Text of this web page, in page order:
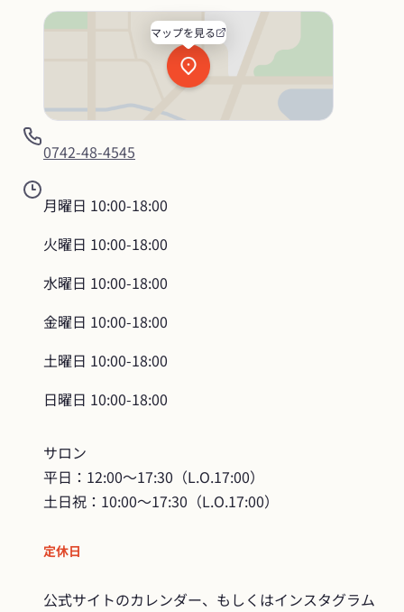
マップを見る
0742-48-4545
月曜日 10:00-18:00
火曜日 10:00-18:00
水曜日 10:00-18:00
金曜日 10:00-18:00
土曜日 10:00-18:00
日曜日 10:00-18:00
サロン
平日：12:00～17:30（L.O.17:00）
土日祝：10:00～17:30（L.O.17:00）
定休日
公式サイトのカレンダー、もしくはインスタグラム